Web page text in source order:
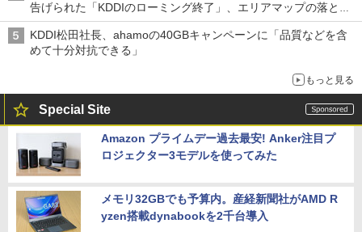
告げられた「KDDIのローミング終了」、エリアマップの落とし
穴と楽天モバイルの課題
KDDI松田社長、ahamoの40GBキャンペーンに「品質などを含
めて十分対抗できる」
もっと見る
Special Site
Amazon プライムデー過去最安! Anker注目プ
ロジェクター3モデルを使ってみた
メモリ32GBでも予算内。産経新聞社がAMD R
yzen搭載dynabookを2千台導入